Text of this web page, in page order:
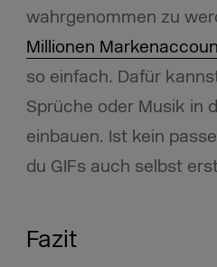
wahrgenommen zu
Millionen
so einfach. Dafür
Sprüche oder Musik in
einbauen. Ist kein
du GIFs auch selbst
Fazit